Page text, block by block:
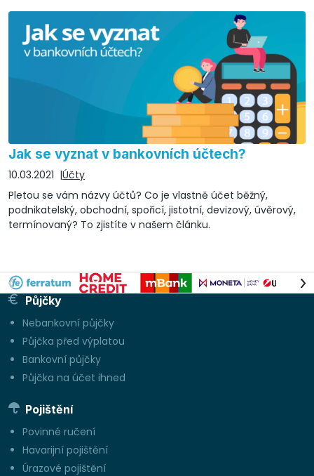
Jak se vyznat v bankovních účtech?
10.03.2021
Účty
Pletou se vám názvy účtů? Co je vlastně účet běžný,
podnikatelský, obchodní, spořicí, jistotní, devizový, úvěrový,
termínovaný? To zjistíte v našem článku.
Půjčky
Nebankovní půjčky
Půjčka před výplatou
Bankovní půjčky
Půjčka na účet ihned
Pojištění
Povinné ručení
Havarijní pojištění
Úrazové pojištění